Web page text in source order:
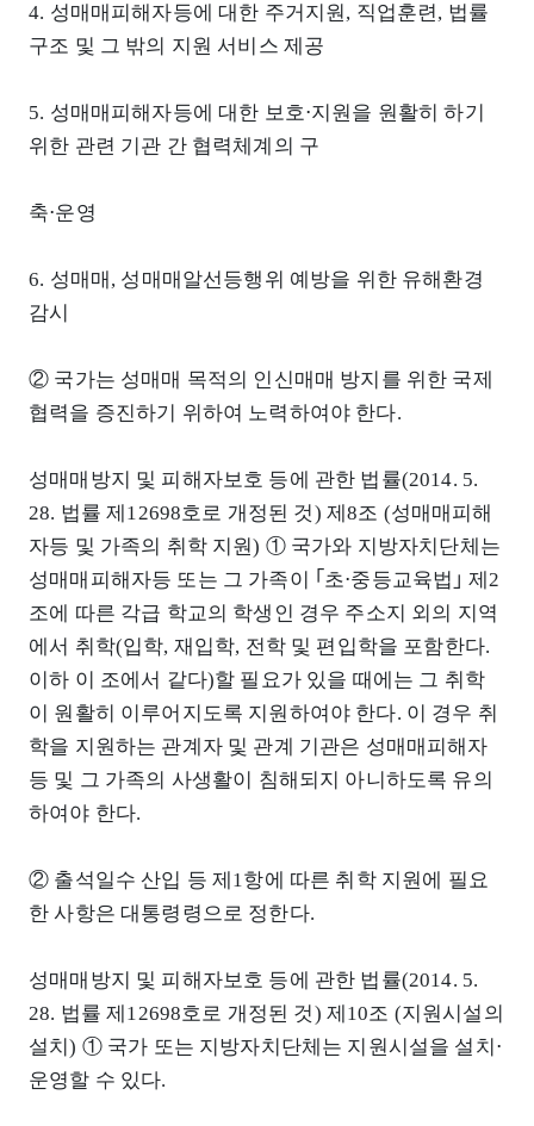
4. 성매매피해자등에 대한 주거지원, 직업훈련, 법률
구조 및 그 밖의 지원 서비스 제공
5. 성매매피해자등에 대한 보호⋅지원을 원활히 하기
위한 관련 기관 간 협력체계의 구
축⋅운영
6. 성매매, 성매매알선등행위 예방을 위한 유해환경
감시
② 국가는 성매매 목적의 인신매매 방지를 위한 국제
협력을 증진하기 위하여 노력하여야 한다.
성매매방지 및 피해자보호 등에 관한 법률(2014. 5.
28. 법률 제12698호로 개정된 것) 제8조 (성매매피해
자등 및 가족의 취학 지원) ① 국가와 지방자치단체는
성매매피해자등 또는 그 가족이 ｢초⋅중등교육법｣ 제2
조에 따른 각급 학교의 학생인 경우 주소지 외의 지역
에서 취학(입학, 재입학, 전학 및 편입학을 포함한다.
이하 이 조에서 같다)할 필요가 있을 때에는 그 취학
이 원활히 이루어지도록 지원하여야 한다. 이 경우 취
학을 지원하는 관계자 및 관계 기관은 성매매피해자
등 및 그 가족의 사생활이 침해되지 아니하도록 유의
하여야 한다.
② 출석일수 산입 등 제1항에 따른 취학 지원에 필요
한 사항은 대통령령으로 정한다.
성매매방지 및 피해자보호 등에 관한 법률(2014. 5.
28. 법률 제12698호로 개정된 것) 제10조 (지원시설의
설치) ① 국가 또는 지방자치단체는 지원시설을 설치⋅
운영할 수 있다.